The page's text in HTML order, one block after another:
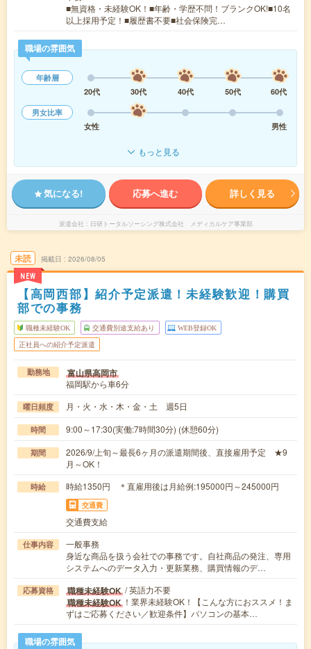
■無資格・未経験OK！■年齢・学歴不問！ブランクOK!■10名
以上採用予定！■履歴書不要■社会保険完…
職場の雰囲気
年齢層
20代
30代 40代 50代
60代
男女比率
女性
男性
もっと見る
気になる! 応募へ進む 詳しく見る
派遣会社 日研トータルソーシング株式会社 メディカルケア事業部
未読
NEW
掲載日 2026/08/05
【高岡西部】紹介予定派遣！未経験歓迎！購買
部での事務
職種未経験OK 交通費別途支給あり WEB登録OK
正社員への紹介予定派遣
勤務地 富山県高岡市
福岡駅から車6分
曜日頻度 月・火・水・木・金・土 週5日
時間 9:00～17:30(実働:7時間30分) (休憩60分)
期間
2026/9/上旬～最長6ヶ月の派遣期間後、直接雇用予定 ★9
月～OK！
時給 時給1350円 ＊直雇用後は月給例:195000円～245000円
交通費
交通費支給
仕事内容
一般事務
身近な商品を扱う会社での事務です。自社商品の発注、専用
システムへのデータ入力・更新業務、購買情報のデ…
応募資格 職種未経験OK / 英語力不要
職種未経験OK ！業界未経験OK！【こんな方におススメ！ま
ずはご応募ください／歓迎条件】パソコンの基本…
職場の雰囲気